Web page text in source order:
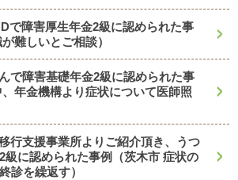
で障害厚生年金2級に認められた事
難しいとご相談）
で障害基礎年金2級に認められた事
年金機構より症状について医師照
行支援事業所よりご紹介頂き、うつ
級に認められた事例（茨木市 症状の
診を繰返す）